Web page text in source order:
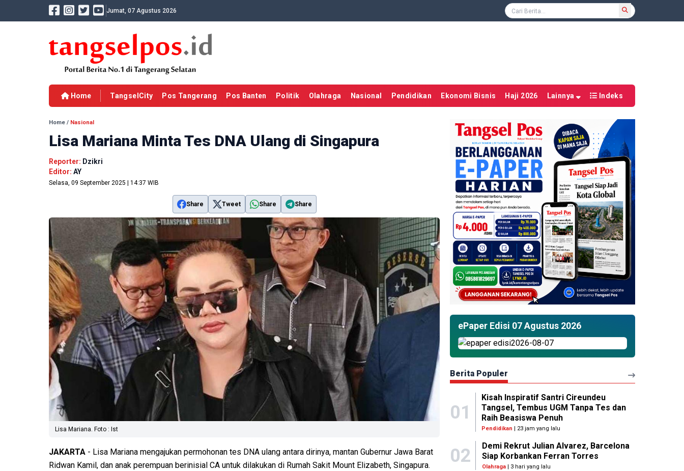
Jumat, 07 Agustus 2026
Home TangselCity Pos Tangerang Pos Banten Politik Olahraga Nasional Pendidikan Ekonomi Bisnis Haji 2026 Lainnya Indeks
Home / Nasional
Lisa Mariana Minta Tes DNA Ulang di Singapura
Reporter: Dzikri
Editor: AY
Selasa, 09 September 2025 | 14:37 WIB
Share Tweet Share Share
Lisa Mariana. Foto : Ist
JAKARTA - Lisa Mariana mengajukan permohonan tes DNA ulang antara dirinya, mantan Gubernur Jawa Barat
Ridwan Kamil, dan anak perempuan berinisial CA untuk dilakukan di Rumah Sakit Mount Elizabeth, Singapura.
ePaper Edisi 07 Agustus 2026
Berita Populer
01
Kisah Inspiratif Santri Cireundeu
Tangsel, Tembus UGM Tanpa Tes dan
Raih Beasiswa Penuh
Pendidikan | 23 jam yang lalu
02
Demi Rekrut Julian Alvarez, Barcelona
Siap Korbankan Ferran Torres
Olahraga| 3 hari yang lalu